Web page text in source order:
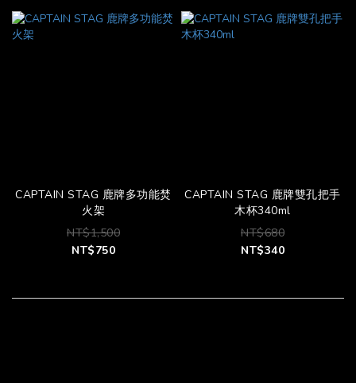
CAPTAIN STAG 鹿牌多功能焚
火架
NT$1,500
NT$750
CAPTAIN STAG 鹿牌雙孔把手
木杯340ml
NT$680
NT$340